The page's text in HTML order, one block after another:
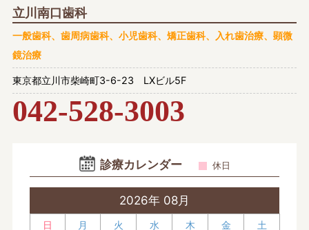
立川南口歯科
一般歯科、歯周病歯科、小児歯科、矯正歯科、入れ歯治療、顕微
鏡治療
東京都立川市柴崎町3-6-23 LXビル5F
042-528-3003
診療カレンダー 休日
2026年 08月
日 月 火 水 木 金
土